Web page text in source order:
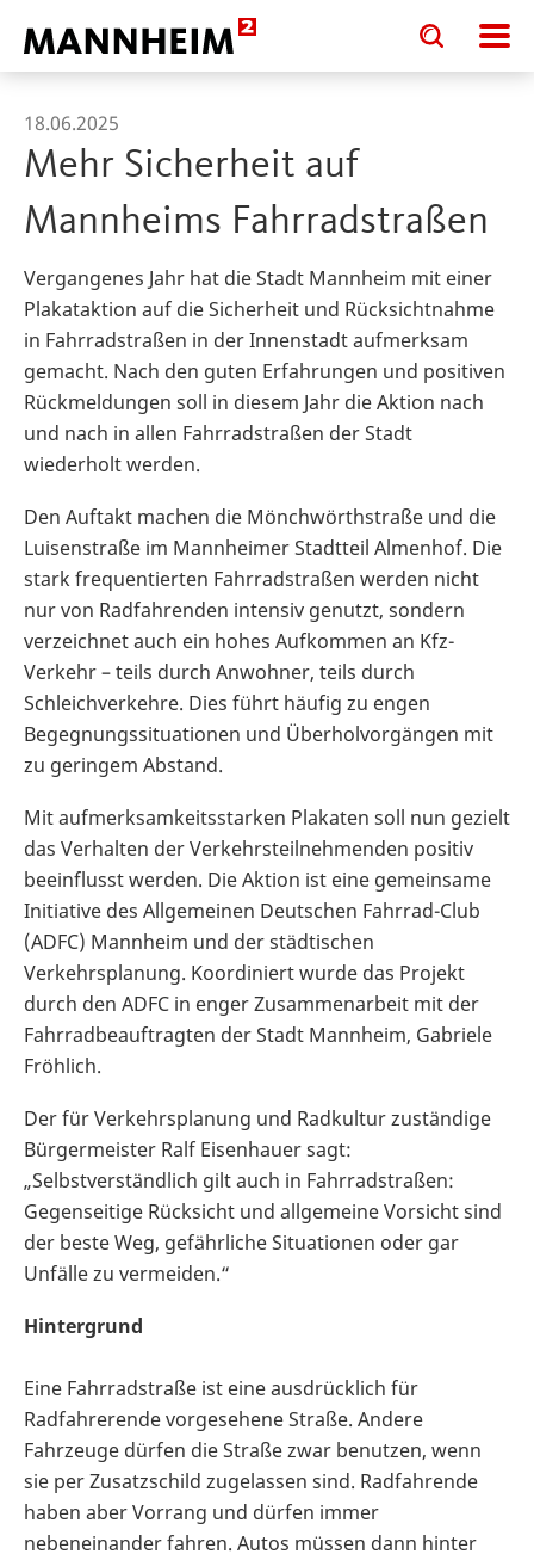
Toggle
search
input
Toggle
search
input
18.06.2025
Mehr Sicherheit auf
Mannheims Fahrradstraßen
Vergangenes Jahr hat die Stadt Mannheim mit einer
Plakataktion auf die Sicherheit und Rücksichtnahme
in Fahrradstraßen in der Innenstadt aufmerksam
gemacht. Nach den guten Erfahrungen und positiven
Rückmeldungen soll in diesem Jahr die Aktion nach
und nach in allen Fahrradstraßen der Stadt
wiederholt werden.
Den Auftakt machen die Mönchwörthstraße und die
Luisenstraße im Mannheimer Stadtteil Almenhof. Die
stark frequentierten Fahrradstraßen werden nicht
nur von Radfahrenden intensiv genutzt, sondern
verzeichnet auch ein hohes Aufkommen an Kfz-
Verkehr – teils durch Anwohner, teils durch
Schleichverkehre. Dies führt häufig zu engen
Begegnungssituationen und Überholvorgängen mit
zu geringem Abstand.
Mit aufmerksamkeitsstarken Plakaten soll nun gezielt
das Verhalten der Verkehrsteilnehmenden positiv
beeinflusst werden. Die Aktion ist eine gemeinsame
Initiative des Allgemeinen Deutschen Fahrrad-Club
(ADFC) Mannheim und der städtischen
Verkehrsplanung. Koordiniert wurde das Projekt
durch den ADFC in enger Zusammenarbeit mit der
Fahrradbeauftragten der Stadt Mannheim, Gabriele
Fröhlich.
Der für Verkehrsplanung und Radkultur zuständige
Bürgermeister Ralf Eisenhauer sagt:
„Selbstverständlich gilt auch in Fahrradstraßen:
Gegenseitige Rücksicht und allgemeine Vorsicht sind
der beste Weg, gefährliche Situationen oder gar
Unfälle zu vermeiden.“
Hintergrund
Eine Fahrradstraße ist eine ausdrücklich für
Radfahrerende vorgesehene Straße. Andere
Fahrzeuge dürfen die Straße zwar benutzen, wenn
sie per Zusatzschild zugelassen sind. Radfahrende
haben aber Vorrang und dürfen immer
nebeneinander fahren. Autos müssen dann hinter